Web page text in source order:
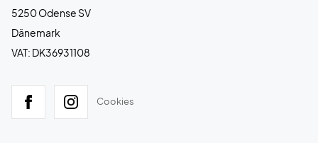
5250 Odense SV
Dänemark
VAT: DK36931108
Cookies